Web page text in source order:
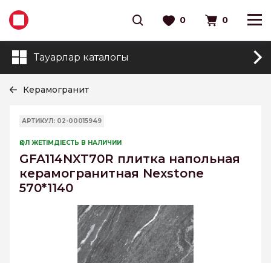
0 0
Тауарлар каталогы
Керамогранит
АРТИКУЛ: 02-00015949
ҚОЛ ЖЕТІМДІЕСТЬ В НАЛИЧИИ
GFA114NXT70R плитка напольная
керамогранитная Nexstone
570*1140